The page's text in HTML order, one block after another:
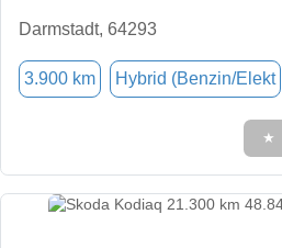
Darmstadt, 64293
3.900 km Hybrid (Benzin/Elekt
★